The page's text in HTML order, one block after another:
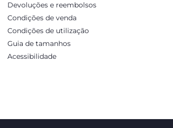
Devoluções e reembolsos
Condições de venda
Condições de utilização
Guia de tamanhos
Acessibilidade